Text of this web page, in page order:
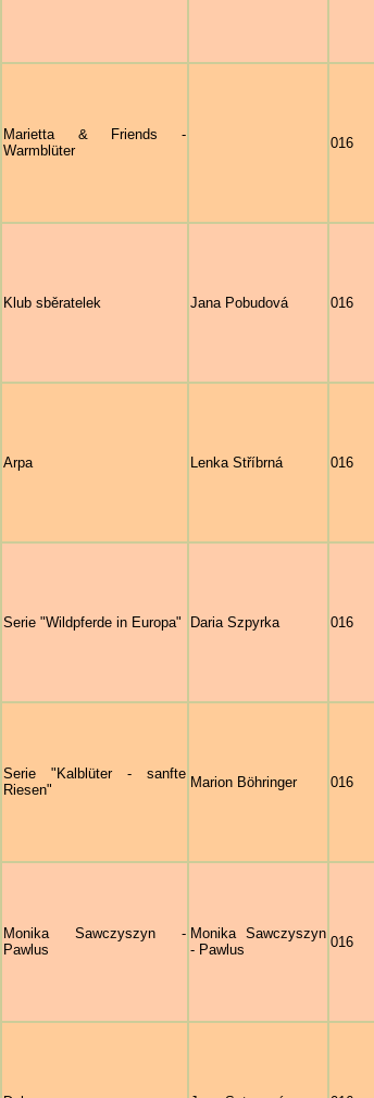
Marietta & Friends -
Warmblüter
016
Klub sběratelek Jana Pobudová 016
Arpa Lenka Stříbrná 016
Serie "Wildpferde in Europa" Daria Szpyrka 016
Serie "Kalblüter - sanfte
Riesen"
Marion Böhringer 016
Monika Sawczyszyn -
Pawlus
Monika Sawczyszyn
- Pawlus
016